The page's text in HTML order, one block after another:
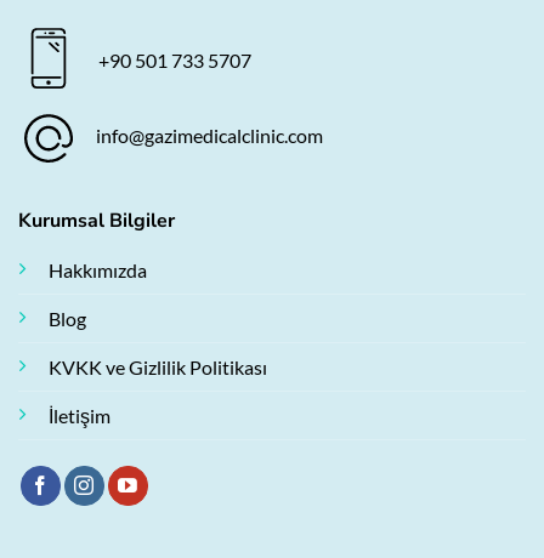
+90 501 733 5707
info@gazimedicalclinic.com
Kurumsal Bilgiler
Hakkımızda
Blog
KVKK ve Gizlilik Politikası
İletişim